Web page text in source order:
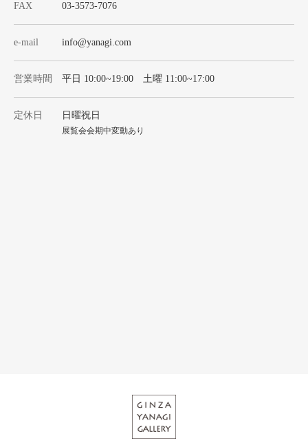
FAX 03-3573-7076
e-mail info@yanagi.com
営業時間 平日 10:00~19:00 土曜 11:00~17:00
定休日 日曜祝日
展覧会会期中変動あり